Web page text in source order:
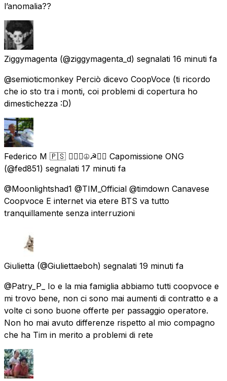
l’anomalia??
Ziggymagenta (@ziggymagenta_d) segnalati 16 minuti fa
@semioticmonkey Perciò dicevo CoopVoce (ti ricordo
che io sto tra i monti, coi problemi di copertura ho
dimestichezza :D)
Federico M 🇵🇸 ✊🏿🌈☮️☭🏴‍☠️ Capomissione ONG
(@fed851) segnalati 17 minuti fa
@Moonlightshad1 @TIM_Official @timdown Canavese
Coopvoce E internet via etere BTS va tutto
tranquillamente senza interruzioni
Giulietta (@Giuliettaeboh) segnalati 19 minuti fa
@Patry_P_ Io e la mia famiglia abbiamo tutti coopvoce e
mi trovo bene, non ci sono mai aumenti di contratto e a
volte ci sono buone offerte per passaggio operatore.
Non ho mai avuto differenze rispetto al mio compagno
che ha Tim in merito a problemi di rete